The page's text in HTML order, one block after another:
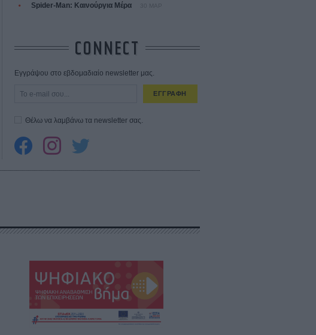
Spider-Man: Καινούργια Μέρα 30 ΜΑΡ
CONNECT
Εγγράψου στο εβδομαδιαίο newsletter μας.
ΕΓΓΡΑΦΗ
Θέλω να λαμβάνω τα newsletter σας.